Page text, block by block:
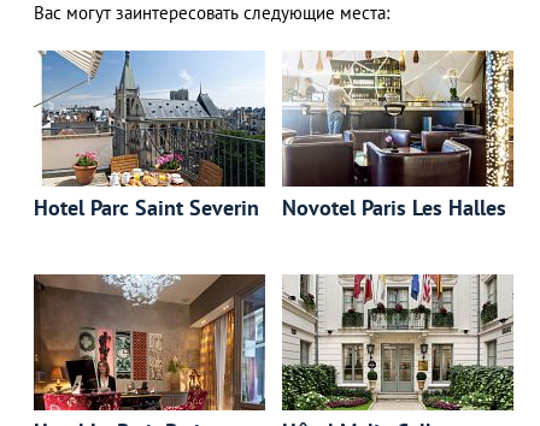
Вас могут заинтересовать следующие места:
Hotel Parc Saint Severin Novotel Paris Les Halles